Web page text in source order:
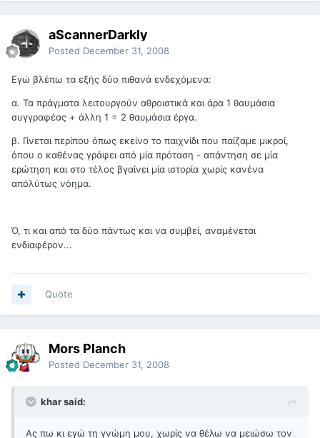
aScannerDarkly
Posted December 31, 2008
Εγώ βλέπω τα εξής δύο πιθανά ενδεχόμενα:
α. Τα πράγματα λειτουργούν αθροιστικά και άρα 1 θαυμάσια
συγγραφέας + άλλη 1 = 2 θαυμάσια έργα.
β. Γίνεται περίπου όπως εκείνο το παιχνίδι που παίζαμε μικροί,
όπου ο καθένας γράφει από μία πρόταση - απάντηση σε μία
ερώτηση και στο τέλος βγαίνει μία ιστορία χωρίς κανένα
απόλύτως νόημα.
Ό, τι και από τα δύο πάντως και να συμβεί, αναμένεται
ενδιαφέρον...
Quote
Mors Planch
Posted December 31, 2008
khar said:
Ας πω κι εγώ τη γνώμη μου, χωρίς να θέλω να μειώσω τον